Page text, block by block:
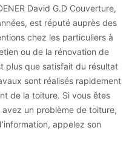
David G.D Couverture,
est réputé auprès des
chez les particuliers à
ou de la rénovation de
plus que satisfait du résultat
sont réalisés rapidement
de la toiture. Si vous êtes
un problème de toiture,
appelez son